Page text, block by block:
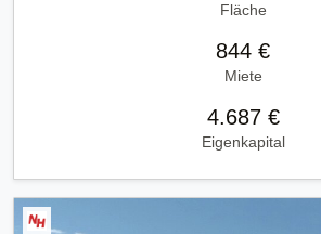
Fläche
844 €
Miete
4.687 €
Eigenkapital